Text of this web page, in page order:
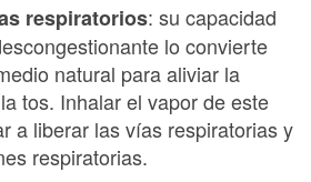
respiratorios: su capacidad
lo convierte
natural para aliviar la
tos. Inhalar el vapor de este
a liberar las vías respiratorias y
respiratorias.